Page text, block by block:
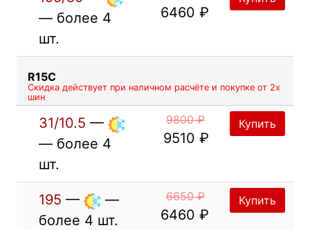
— более 4
шт.
6460 ₽
R15C
Скидка действует при наличном расчёте и покупке от 2х
шин
31/10.5 —
— более 4
шт.
9800 ₽
9510 ₽
Купить
195 —
—
более 4 шт.
6650 ₽
6460 ₽
Купить